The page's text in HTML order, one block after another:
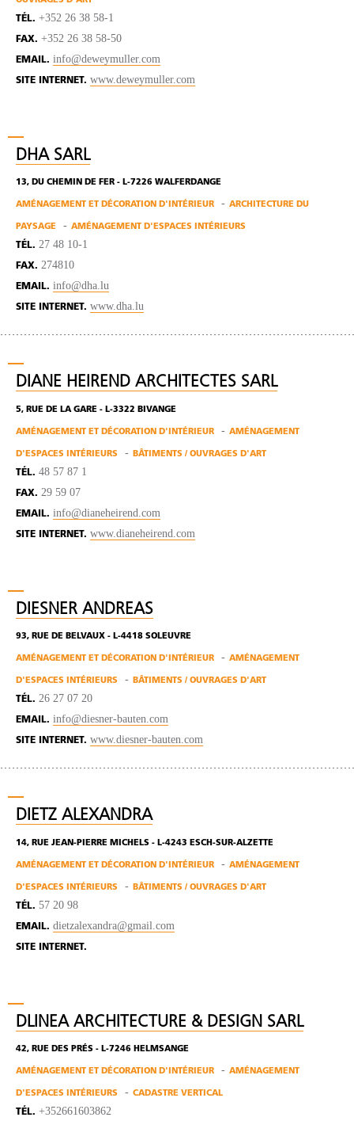
TÉL. +352 26 38 58-1
FAX. +352 26 38 58-50
EMAIL. info@deweymuller.com
SITE INTERNET. www.deweymuller.com
DHA SARL
13, DU CHEMIN DE FER - L-7226 WALFERDANGE
AMÉNAGEMENT ET DÉCORATION D'INTÉRIEUR ARCHITECTURE DU
PAYSAGE AMÉNAGEMENT D'ESPACES INTÉRIEURS
TÉL. 27 48 10-1
FAX. 274810
EMAIL. info@dha.lu
SITE INTERNET. www.dha.lu
DIANE HEIREND ARCHITECTES SARL
5, RUE DE LA GARE - L-3322 BIVANGE
AMÉNAGEMENT ET DÉCORATION D'INTÉRIEUR AMÉNAGEMENT
D'ESPACES INTÉRIEURS BÂTIMENTS / OUVRAGES D'ART
TÉL. 48 57 87 1
FAX. 29 59 07
EMAIL. info@dianeheirend.com
SITE INTERNET. www.dianeheirend.com
DIESNER ANDREAS
93, RUE DE BELVAUX - L-4418 SOLEUVRE
AMÉNAGEMENT ET DÉCORATION D'INTÉRIEUR AMÉNAGEMENT
D'ESPACES INTÉRIEURS BÂTIMENTS / OUVRAGES D'ART
TÉL. 26 27 07 20
EMAIL. info@diesner-bauten.com
SITE INTERNET. www.diesner-bauten.com
DIETZ ALEXANDRA
14, RUE JEAN-PIERRE MICHELS - L-4243 ESCH-SUR-ALZETTE
AMÉNAGEMENT ET DÉCORATION D'INTÉRIEUR AMÉNAGEMENT
D'ESPACES INTÉRIEURS BÂTIMENTS / OUVRAGES D'ART
TÉL. 57 20 98
EMAIL. dietzalexandra@gmail.com
SITE INTERNET.
DLINEA ARCHITECTURE & DESIGN SARL
42, RUE DES PRÉS - L-7246 HELMSANGE
AMÉNAGEMENT ET DÉCORATION D'INTÉRIEUR AMÉNAGEMENT
D'ESPACES INTÉRIEURS CADASTRE VERTICAL
TÉL. +352661603862